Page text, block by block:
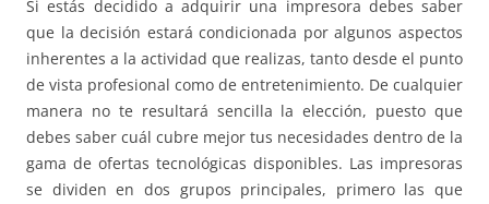
Si estás decidido a adquirir una impresora debes saber
que la decisión estará condicionada por algunos aspectos
inherentes a la actividad que realizas, tanto desde el punto
de vista profesional como de entretenimiento. De cualquier
manera no te resultará sencilla la elección, puesto que
debes saber cuál cubre mejor tus necesidades dentro de la
gama de ofertas tecnológicas disponibles. Las impresoras
se dividen en dos grupos principales, primero las que